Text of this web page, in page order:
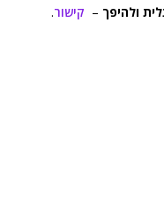
ולהיפך – קישור.